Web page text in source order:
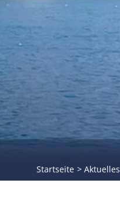
Startseite Aktuelles